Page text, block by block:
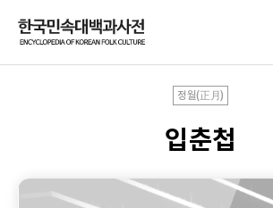
정월(正月)
입춘첩